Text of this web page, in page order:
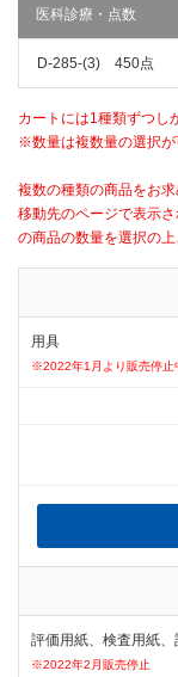
医科診療・点数
D-285-(3) 450点
カートには1種類ずつし
※数量は複数量の選択が
複数の種類の商品をお
移動先のページで表示
の商品の数量を選択の
用具
※2022年1月より販売停止
評価用紙、検査用紙
※2022年2月販売停止